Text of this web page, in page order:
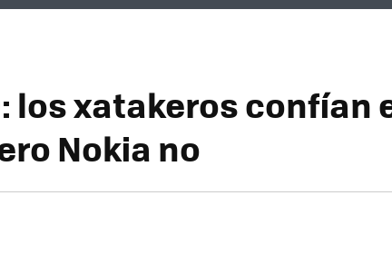
los xatakeros confían
Nokia no